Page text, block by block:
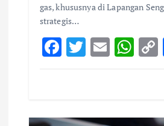
gas, khususnya di Lapangan
strategis…
F
ac
T
w
E
m
W
h